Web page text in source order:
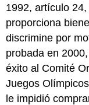
1992, artículo
proporciona
discrimine por
probada en
éxito al Comité
Juegos
le impidió